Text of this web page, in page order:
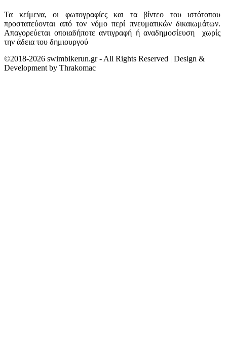
Τα κείμενα, οι φωτογραφίες και τα βίντεο του ιστότοπου
προστατεύονται από τον νόμο περί πνευματικών δικαιωμάτων.
Απαγορεύεται οποιαδήποτε αντιγραφή ή αναδημοσίευση χωρίς
την άδεια του δημιουργού
©2018-2026 swimbikerun.gr - All Rights Reserved | Design &
Development by Thrakomac